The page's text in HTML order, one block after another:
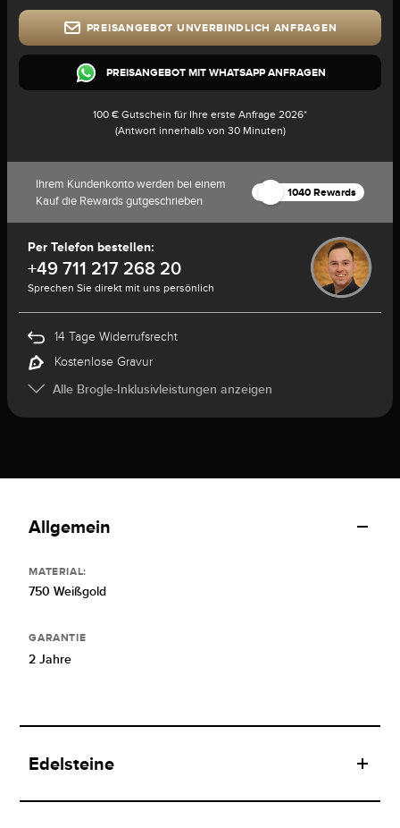
PREISANGEBOT UNVERBINDLICH ANFRAGEN
PREISANGEBOT MIT WHATSAPP ANFRAGEN
100 € Gutschein für Ihre erste Anfrage 2026*
(Antwort innerhalb von 30 Minuten)
Ihrem Kundenkonto werden bei einem
Kauf die Rewards gutgeschrieben
1040 Rewards
Per Telefon bestellen:
+49 711 217 268 20
Sprechen Sie direkt mit uns persönlich
14 Tage Widerrufsrecht
Kostenlose Gravur
Alle Brogle-Inklusivleistungen anzeigen
Allgemein
MATERIAL:
750 Weißgold
GARANTIE
2 Jahre
Edelsteine